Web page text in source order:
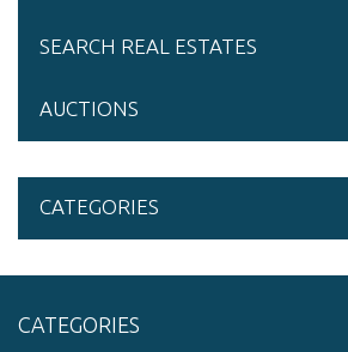
SEARCH REAL ESTATES
AUCTIONS
CATEGORIES
CATEGORIES